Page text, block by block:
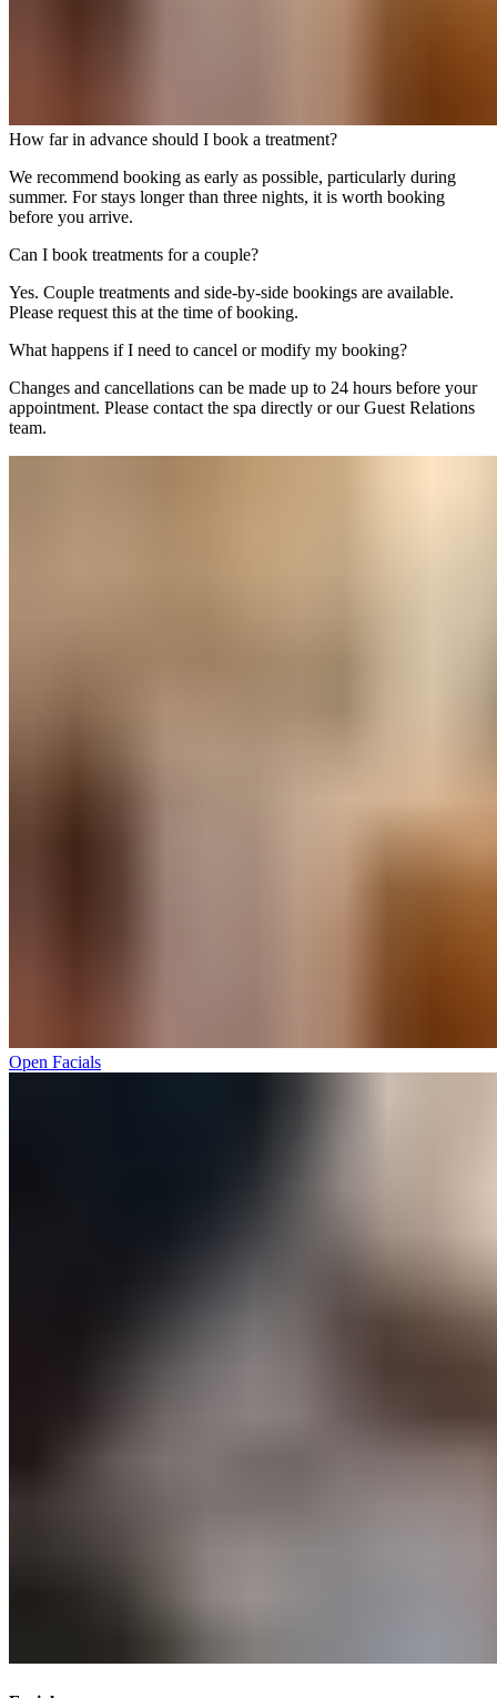
How far in advance should I book a treatment?​​​​‌ ‍ ​‍​‍‌‍ ‌ ​‍‌‍‍‌‌‍‌ ‌‍‍‌‌‍ ‍​‍​‍​ ‍‍​‍​‍‌ ​ ‌‍​‌‌‍ ‍‌‍‍‌‌ ‌​‌ ‍‌​‍ ‍‌‍‍‌‌‍ ​‍​‍​‍ ​​‍​‍‌‍‍​‌ ​‍‌‍‌‌‌‍‌‍​‍​‍​ ‍‍​‍​‍‌‍‍​‌ ‌​‌ ‌​‌ ​​‌ ​ ​ ‍‍​‍ ​‍ ‌‍ ​​‍ ‌‌‍​‌‌‍ ‍‌‍‌​​‍ ‌‌ ​‍​‍ ‌‌‍‍​‌‍ ‌ ‌​‌‍‌‌‌‍ ​‌ ​ ​‍ ‌‌ ​ ‌ ‌​‌ ‌‌‌‍‌​‌‍‍‌‌‍ ​‍ ‍‌ ‌‍‌‍‌‌‌ ​‍‌‍​ ‌‍‌‌‌‍ ​​‍ ‍‌‍​‌‌ ​​‌ ​​​‍ ‌‍‍‌‌‍ ‍‌ ‌​‌‍‌‌‌‍ ‍‌ ‌​​‍ ‌‍‌‌‌‍‌​‌‍‍‌‌ ‌​​‍ ‌‍ ‌‌‍ ‌‍‌​‌‍‌‌​ ‌‌ ​​‌ ​‍‌‍‌‌‌ ​ ‌‍‌‌‌‍ ‍‌ ‌​‌‍​‌‌ ‌​‌‍‍‌‌‍ ‌‍ ‍​ ‍ ‌‍‍‌‌‍‌​​ ‌​ ‍‌​ ‌‌​ ​‍​ ‌‌​ ‍​‌‍‌​‌‍​‍‌‍​‍​‍ ‌​ ​‌​ ​‌​ ‌‌​ ​ ​‍ ‌​ ‌​​ ‌ ‌‍‌‌‌‍​ ​‍ ‌‌‍​‍​ ‌​​ ​​​ ​‌​‍ ‌​ ‌‌‌‍‌​​ ​‌​ ​ ‌‍‌​​ ​ ​ ​‍‌‍​ ​ ​​‌‍‌​​ ‍‌‌‍​‍​ ‍ ‌ ‌​‌ ‍‌‌ ​​‌‍‌‌​ ‌‌‍‍​‌‍ ‌ ‌​‌‍‌‌‌‍ ​‌​‌‍‌‍​‌‌ ​‌​ ‍ ‌ ​​‌‍​‌‌ ‌​‌‍‍​​ ‌‌ ​‌‌ ‌‌‌‍‌‌‌ ​ ‌ ‌​‌‍‍‌‌‍ ‌‍ ‍​ ‌‍​‍‌‍​‌‌ ​ ‌‍‌‌‌‌‌‌‌ ​‍‌‍ ​​ ‌‌‍‍​‌ ‌​‌ ‌​‌ ​​‌ ​ ​‍‌‌​ ​ ‌​​‌​‍‌‌​ ​‍‌​‌‍​‍‌‌​ ​‍‌​‌‍‌‍ ​​‍ ‌‌‍​‌‌‍ ‍‌‍‌​​‍ ‌‌ ​‍​‍ ‌‌‍‍​‌‍ ‌ ‌​‌‍‌‌‌‍ ​‌ ​ ​‍ ‌‌ ​ ‌ ‌​‌ ‌‌‌‍‌​‌‍‍‌‌‍ ​‍ ‍‌ ‌‍‌‍‌‌‌ ​‍‌‍​ ‌‍‌‌‌‍ ​​‍ ‍‌‍​‌‌ ​​‌ ​​​‍‌‍‌‍‍‌‌‍‌​​ ‌​ ‍‌​ ‌‌​ ​‍​ ‌‌​ ‍​‌‍‌​‌‍​‍‌‍​‍​‍ ‌​ ​‌​ ​‌​ ‌‌​ ​ ​‍ ‌​ ‌​​ ‌ ‌‍‌‌‌‍​ ​‍ ‌‌‍​‍​ ‌​​ ​​​ ​‌​‍ ‌​ ‌‌‌‍‌​​ ​‌​ ​ ‌‍‌​​ ​ ​ ​‍‌‍​ ​ ​​‌‍‌​​ ‍‌‌‍​‍​‍‌‍‌ ‌​‌ ‍‌‌ ​​‌‍‌‌​ ‌‌‍‍​‌‍ ‌ ‌​‌‍‌‌‌‍ ​‌​‌‍‌‍​‌‌ ​‌​‍‌‍‌ ​​‌‍​‌‌ ‌​‌‍‍​​ ‌‌ ​‌‌ ‌‌‌‍‌‌‌ ​ ‌ ‌​‌‍‍‌‌‍ ‌‍ ‍​‍‌‍‌ ​​‌‍‌‌‌ ​‍‌ ​ ‌ ​​‌‍‌‌‌‍​ ‌ ‌​‌‍‍‌‌ ‌‍‌‍‌‌​ ‌‌ ​​‌ ‌‌‌‍​‍‌‍ ​‌‍‍‌‌ ​ ‌‍‍​‌‍‌‌‌‍‌​​‍​‍‌ ‌
We recommend booking as early as possible, particularly during
summer. For stays longer than three nights, it is worth booking
before you arrive.​​​​‌ ‍ ​‍​‍‌‍ ‌ ​‍‌‍‍‌‌‍‌ ‌‍‍‌‌‍ ‍​‍​‍​ ‍‍​‍​‍‌ ​ ‌‍​‌‌‍ ‍‌‍‍‌‌ ‌​‌ ‍‌​‍ ‍‌‍‍‌‌‍ ​‍​‍​‍ ​​‍​‍‌‍‍​‌ ​‍‌‍‌‌‌‍‌‍​‍​‍​ ‍‍​‍​‍‌‍‍​‌ ‌​‌ ‌​‌ ​​‌ ​ ​ ‍‍​‍ ​‍ ‌‍ ​​‍ ‌‌‍​‌‌‍ ‍‌‍‌​​‍ ‌‌ ​‍​‍ ‌‌‍‍​‌‍ ‌ ‌​‌‍‌‌‌‍ ​‌ ​ ​‍ ‌‌ ​ ‌ ‌​‌ ‌‌‌‍‌​‌‍‍‌‌‍ ​‍ ‍‌ ‌‍‌‍‌‌‌ ​‍‌‍​ ‌‍‌‌‌‍ ​​‍ ‍‌‍​‌‌ ​​‌ ​​​‍ ‌‍‍‌‌‍ ‍‌ ‌​‌‍‌‌‌‍ ‍‌ ‌​​‍ ‌‍‌‌‌‍‌​‌‍‍‌‌ ‌​​‍ ‌‍ ‌‌‍ ‌‍‌​‌‍‌‌​ ‌‌ ​​‌ ​‍‌‍‌‌‌ ​ ‌‍‌‌‌‍ ‍‌ ‌​‌‍​‌‌ ‌​‌‍‍‌‌‍ ‌‍ ‍​ ‍ ‌‍‍‌‌‍‌​​ ‌​ ‍‌​ ‌‌​ ​‍​ ‌‌​ ‍​‌‍‌​‌‍​‍‌‍​‍​‍ ‌​ ​‌​ ​‌​ ‌‌​ ​ ​‍ ‌​ ‌​​ ‌ ‌‍‌‌‌‍​ ​‍ ‌‌‍​‍​ ‌​​ ​​​ ​‌​‍ ‌​ ‌‌‌‍‌​​ ​‌​ ​ ‌‍‌​​ ​ ​ ​‍‌‍​ ​ ​​‌‍‌​​ ‍‌‌‍​‍​ ‍ ‌ ‌​‌ ‍‌‌ ​​‌‍‌‌​ ‌‌‍‍​‌‍ ‌ ‌​‌‍‌‌‌‍ ​‌​‌‍‌‍​‌‌ ​‌​ ‍ ‌ ​​‌‍​‌‌ ‌​‌‍‍​​ ‌‌‍​‌‌‍ ‍‌ ​ ‌ ‌ ‌‍‌‌‌ ​‍​‍‌‌​ ‌‌‌​​‍‌‌ ‌‍‍ ‌‍‌‌‌ ‍‌​‍‌‌​ ​ ‌​‌​​‍‌‌​ ​ ‌​‌​​‍‌‌​ ​‍​ ​‍​ ‍‌​ ​​​ ‌ ​ ​‍‌‍‌‌‌‍​‌​ ‌‌​ ‌‍​ ‌ ‌‍​‍‌‍‌‌‌‍​‍​‍‌‌​ ​‍​ ​‍​‍‌‌​ ‌‌‌​‌​​‍ ‍‌‍​ ‌‍‍​‌‍‍‌‌‍ ​‌‍‌​‌ ​‍‌‍‌‌‌‍ ‍​‍‌‌​ ‌‌‌​​‍‌‌ ‌‍‍ ‌‍‌‌‌ ‍‌​‍‌‌​ ​ ‌​‌​​‍‌‌​ ​ ‌​‌​​‍‌‌​ ​‍​ ​‍​ ​​‌‍‌​‌‍​ ‌‍‌‍‌‍‌‍‌‍​‍​ ‌‌​ ‌​​ ​‍​ ​‌​ ‍‌​ ‌‌​‍‌‌​ ​‍​ ​‍​‍‌‌​ ‌‌‌​‌​​‍ ‍‌ ‌​‌‍‌‌‌ ‍​‌ ‌​​ ‌‍​‍‌‍​‌‌ ​ ‌‍‌‌‌‌‌‌‌ ​‍‌‍ ​​ ‌‌‍‍​‌ ‌​‌ ‌​‌ ​​‌ ​ ​‍‌‌​ ​ ‌​​‌​‍‌‌​ ​‍‌​‌‍​‍‌‌​ ​‍‌​‌‍‌‍ ​​‍ ‌‌‍​‌‌‍ ‍‌‍‌​​‍ ‌‌ ​‍​‍ ‌‌‍‍​‌‍ ‌ ‌​‌‍‌‌‌‍ ​‌ ​ ​‍ ‌‌ ​ ‌ ‌​‌ ‌‌‌‍‌​‌‍‍‌‌‍ ​‍ ‍‌ ‌‍‌‍‌‌‌ ​‍‌‍​ ‌‍‌‌‌‍ ​​‍ ‍‌‍​‌‌ ​​‌ ​​​‍‌‍‌‍‍‌‌‍‌​​ ‌​ ‍‌​ ‌‌​ ​‍​ ‌‌​ ‍​‌‍‌​‌‍​‍‌‍​‍​‍ ‌​ ​‌​ ​‌​ ‌‌​ ​ ​‍ ‌​ ‌​​ ‌ ‌‍‌‌‌‍​ ​‍ ‌‌‍​‍​ ‌​​ ​​​ ​‌​‍ ‌​ ‌‌‌‍‌​​ ​‌​ ​ ‌‍‌​​ ​ ​ ​‍‌‍​ ​ ​​‌‍‌​​ ‍‌‌‍​‍​‍‌‍‌ ‌​‌ ‍‌‌ ​​‌‍‌‌​ ‌‌‍‍​‌‍ ‌ ‌​‌‍‌‌‌‍ ​‌​‌‍‌‍​‌‌ ​‌​‍‌‍‌ ​​‌‍​‌‌ ‌​‌‍‍​​ ‌‌‍​‌‌‍ ‍‌ ​ ‌ ‌ ‌‍‌‌‌ ​‍​‍‌‌​ ‌‌‌​​‍‌‌ ‌‍‍ ‌‍‌‌‌ ‍‌​‍‌‌​ ​ ‌​‌​​‍‌‌​ ​ ‌​‌​​‍‌‌​ ​‍​ ​‍​ ‍‌​ ​​​ ‌ ​ ​‍‌‍‌‌‌‍​‌​ ‌‌​ ‌‍​ ‌ ‌‍​‍‌‍‌‌‌‍​‍​‍‌‌​ ​‍​ ​‍​‍‌‌​ ‌‌‌​‌​​‍ ‍‌‍​ ‌‍‍​‌‍‍‌‌‍ ​‌‍‌​‌ ​‍‌‍‌‌‌‍ ‍​‍‌‌​ ‌‌‌​​‍‌‌ ‌‍‍ ‌‍‌‌‌ ‍‌​‍‌‌​ ​ ‌​‌​​‍‌‌​ ​ ‌​‌​​‍‌‌​ ​‍​ ​‍​ ​​‌‍‌​‌‍​ ‌‍‌‍‌‍‌‍‌‍​‍​ ‌‌​ ‌​​ ​‍​ ​‌​ ‍‌​ ‌‌​‍‌‌​ ​‍​ ​‍​‍‌‌​ ‌‌‌​‌​​‍ ‍‌ ‌​‌‍‌‌‌ ‍​‌ ‌​​‍‌‍‌ ​​‌‍‌‌‌ ​‍‌ ​ ‌ ​​‌‍‌‌‌‍​ ‌ ‌​‌‍‍‌‌ ‌‍‌‍‌‌​ ‌‌ ​​‌ ‌‌‌‍​‍‌‍ ​‌‍‍‌‌ ​ ‌‍‍​‌‍‌‌‌‍‌​​‍​‍‌ ‌
Can I book treatments for a couple?​​​​‌ ‍ ​‍​‍‌‍ ‌ ​‍‌‍‍‌‌‍‌ ‌‍‍‌‌‍ ‍​‍​‍​ ‍‍​‍​‍‌ ​ ‌‍​‌‌‍ ‍‌‍‍‌‌ ‌​‌ ‍‌​‍ ‍‌‍‍‌‌‍ ​‍​‍​‍ ​​‍​‍‌‍‍​‌ ​‍‌‍‌‌‌‍‌‍​‍​‍​ ‍‍​‍​‍‌‍‍​‌ ‌​‌ ‌​‌ ​​‌ ​ ​ ‍‍​‍ ​‍ ‌‍ ​​‍ ‌‌‍​‌‌‍ ‍‌‍‌​​‍ ‌‌ ​‍​‍ ‌‌‍‍​‌‍ ‌ ‌​‌‍‌‌‌‍ ​‌ ​ ​‍ ‌‌ ​ ‌ ‌​‌ ‌‌‌‍‌​‌‍‍‌‌‍ ​‍ ‍‌ ‌‍‌‍‌‌‌ ​‍‌‍​ ‌‍‌‌‌‍ ​​‍ ‍‌‍​‌‌ ​​‌ ​​​‍ ‌‍‍‌‌‍ ‍‌ ‌​‌‍‌‌‌‍ ‍‌ ‌​​‍ ‌‍‌‌‌‍‌​‌‍‍‌‌ ‌​​‍ ‌‍ ‌‌‍ ‌‍‌​‌‍‌‌​ ‌‌ ​​‌ ​‍‌‍‌‌‌ ​ ‌‍‌‌‌‍ ‍‌ ‌​‌‍​‌‌ ‌​‌‍‍‌‌‍ ‌‍ ‍​ ‍ ‌‍‍‌‌‍‌​​ ‌​ ‍‌​ ​ ​ ‍​​ ​ ‌‍​‍‌‍​‌‌‍​‍‌‍​‌​‍ ‌​ ​‌​ ‌‌​ ‌ ​ ‌‌​‍ ‌​ ‌​‌‍‌​‌‍​‌‌‍‌‌​‍ ‌​ ‍​​ ‌‍‌‍‌‌​ ‌‍​‍ ‌​ ​‍​ ‍‌‌‍‌‍​ ‌‌​ ‌‍‌‍​‍‌‍‌​​ ​ ‌‍‌‍‌‍‌‌​ ​‍‌‍‌‍​ ‍ ‌ ‌​‌ ‍‌‌ ​​‌‍‌‌​ ‌‌‍‍​‌‍ ‌ ‌​‌‍‌‌‌‍ ​‌​‌‍‌‍​‌‌ ​‌​ ‍ ‌ ​​‌‍​‌‌ ‌​‌‍‍​​ ‌‌ ​‌‌ ‌‌‌‍‌‌‌ ​ ‌ ‌​‌‍‍‌‌‍ ‌‍ ‍​ ‌‍​‍‌‍​‌‌ ​ ‌‍‌‌‌‌‌‌‌ ​‍‌‍ ​​ ‌‌‍‍​‌ ‌​‌ ‌​‌ ​​‌ ​ ​‍‌‌​ ​ ‌​​‌​‍‌‌​ ​‍‌​‌‍​‍‌‌​ ​‍‌​‌‍‌‍ ​​‍ ‌‌‍​‌‌‍ ‍‌‍‌​​‍ ‌‌ ​‍​‍ ‌‌‍‍​‌‍ ‌ ‌​‌‍‌‌‌‍ ​‌ ​ ​‍ ‌‌ ​ ‌ ‌​‌ ‌‌‌‍‌​‌‍‍‌‌‍ ​‍ ‍‌ ‌‍‌‍‌‌‌ ​‍‌‍​ ‌‍‌‌‌‍ ​​‍ ‍‌‍​‌‌ ​​‌ ​​​‍‌‍‌‍‍‌‌‍‌​​ ‌​ ‍‌​ ​ ​ ‍​​ ​ ‌‍​‍‌‍​‌‌‍​‍‌‍​‌​‍ ‌​ ​‌​ ‌‌​ ‌ ​ ‌‌​‍ ‌​ ‌​‌‍‌​‌‍​‌‌‍‌‌​‍ ‌​ ‍​​ ‌‍‌‍‌‌​ ‌‍​‍ ‌​ ​‍​ ‍‌‌‍‌‍​ ‌‌​ ‌‍‌‍​‍‌‍‌​​ ​ ‌‍‌‍‌‍‌‌​ ​‍‌‍‌‍​‍‌‍‌ ‌​‌ ‍‌‌ ​​‌‍‌‌​ ‌‌‍‍​‌‍ ‌ ‌​‌‍‌‌‌‍ ​‌​‌‍‌‍​‌‌ ​‌​‍‌‍‌ ​​‌‍​‌‌ ‌​‌‍‍​​ ‌‌ ​‌‌ ‌‌‌‍‌‌‌ ​ ‌ ‌​‌‍‍‌‌‍ ‌‍ ‍​‍‌‍‌ ​​‌‍‌‌‌ ​‍‌ ​ ‌ ​​‌‍‌‌‌‍​ ‌ ‌​‌‍‍‌‌ ‌‍‌‍‌‌​ ‌‌ ​​‌ ‌‌‌‍​‍‌‍ ​‌‍‍‌‌ ​ ‌‍‍​‌‍‌‌‌‍‌​​‍​‍‌ ‌
Yes. Couple treatments and side-by-side bookings are available.
Please request this at the time of booking.​​​​‌ ‍ ​‍​‍‌‍ ‌ ​‍‌‍‍‌‌‍‌ ‌‍‍‌‌‍ ‍​‍​‍​ ‍‍​‍​‍‌ ​ ‌‍​‌‌‍ ‍‌‍‍‌‌ ‌​‌ ‍‌​‍ ‍‌‍‍‌‌‍ ​‍​‍​‍ ​​‍​‍‌‍‍​‌ ​‍‌‍‌‌‌‍‌‍​‍​‍​ ‍‍​‍​‍‌‍‍​‌ ‌​‌ ‌​‌ ​​‌ ​ ​ ‍‍​‍ ​‍ ‌‍ ​​‍ ‌‌‍​‌‌‍ ‍‌‍‌​​‍ ‌‌ ​‍​‍ ‌‌‍‍​‌‍ ‌ ‌​‌‍‌‌‌‍ ​‌ ​ ​‍ ‌‌ ​ ‌ ‌​‌ ‌‌‌‍‌​‌‍‍‌‌‍ ​‍ ‍‌ ‌‍‌‍‌‌‌ ​‍‌‍​ ‌‍‌‌‌‍ ​​‍ ‍‌‍​‌‌ ​​‌ ​​​‍ ‌‍‍‌‌‍ ‍‌ ‌​‌‍‌‌‌‍ ‍‌ ‌​​‍ ‌‍‌‌‌‍‌​‌‍‍‌‌ ‌​​‍ ‌‍ ‌‌‍ ‌‍‌​‌‍‌‌​ ‌‌ ​​‌ ​‍‌‍‌‌‌ ​ ‌‍‌‌‌‍ ‍‌ ‌​‌‍​‌‌ ‌​‌‍‍‌‌‍ ‌‍ ‍​ ‍ ‌‍‍‌‌‍‌​​ ‌​ ‍‌​ ​ ​ ‍​​ ​ ‌‍​‍‌‍​‌‌‍​‍‌‍​‌​‍ ‌​ ​‌​ ‌‌​ ‌ ​ ‌‌​‍ ‌​ ‌​‌‍‌​‌‍​‌‌‍‌‌​‍ ‌​ ‍​​ ‌‍‌‍‌‌​ ‌‍​‍ ‌​ ​‍​ ‍‌‌‍‌‍​ ‌‌​ ‌‍‌‍​‍‌‍‌​​ ​ ‌‍‌‍‌‍‌‌​ ​‍‌‍‌‍​ ‍ ‌ ‌​‌ ‍‌‌ ​​‌‍‌‌​ ‌‌‍‍​‌‍ ‌ ‌​‌‍‌‌‌‍ ​‌​‌‍‌‍​‌‌ ​‌​ ‍ ‌ ​​‌‍​‌‌ ‌​‌‍‍​​ ‌‌‍​‌‌‍ ‍‌ ​ ‌ ‌ ‌‍‌‌‌ ​‍​‍‌‌​ ‌‌‌​​‍‌‌ ‌‍‍ ‌‍‌‌‌ ‍‌​‍‌‌​ ​ ‌​‌​​‍‌‌​ ​ ‌​‌​​‍‌‌​ ​‍​ ​‍​ ‌‌​ ‍​​ ‍‌‌‍​‌​ ‌‌‌‍‌‍‌‍​‍‌‍​‍​ ‌‌​ ‌‍​ ‌‍​ ‌ ​‍‌‌​ ​‍​ ​‍​‍‌‌​ ‌‌‌​‌​​‍ ‍‌‍​ ‌‍‍​‌‍‍‌‌‍ ​‌‍‌​‌ ​‍‌‍‌‌‌‍ ‍​‍‌‌​ ‌‌‌​​‍‌‌ ‌‍‍ ‌‍‌‌‌ ‍‌​‍‌‌​ ​ ‌​‌​​‍‌‌​ ​ ‌​‌​​‍‌‌​ ​‍​ ​‍‌‍​‌​ ‍‌​ ‍​​ ‍‌‌‍​‍‌‍​‍‌‍​‍​ ‌ ​ ‍​‌‍‌​‌‍‌‌​ ‌​​‍‌‌​ ​‍​ ​‍​‍‌‌​ ‌‌‌​‌​​‍ ‍‌ ‌​‌‍‌‌‌ ‍​‌ ‌​​ ‌‍​‍‌‍​‌‌ ​ ‌‍‌‌‌‌‌‌‌ ​‍‌‍ ​​ ‌‌‍‍​‌ ‌​‌ ‌​‌ ​​‌ ​ ​‍‌‌​ ​ ‌​​‌​‍‌‌​ ​‍‌​‌‍​‍‌‌​ ​‍‌​‌‍‌‍ ​​‍ ‌‌‍​‌‌‍ ‍‌‍‌​​‍ ‌‌ ​‍​‍ ‌‌‍‍​‌‍ ‌ ‌​‌‍‌‌‌‍ ​‌ ​ ​‍ ‌‌ ​ ‌ ‌​‌ ‌‌‌‍‌​‌‍‍‌‌‍ ​‍ ‍‌ ‌‍‌‍‌‌‌ ​‍‌‍​ ‌‍‌‌‌‍ ​​‍ ‍‌‍​‌‌ ​​‌ ​​​‍‌‍‌‍‍‌‌‍‌​​ ‌​ ‍‌​ ​ ​ ‍​​ ​ ‌‍​‍‌‍​‌‌‍​‍‌‍​‌​‍ ‌​ ​‌​ ‌‌​ ‌ ​ ‌‌​‍ ‌​ ‌​‌‍‌​‌‍​‌‌‍‌‌​‍ ‌​ ‍​​ ‌‍‌‍‌‌​ ‌‍​‍ ‌​ ​‍​ ‍‌‌‍‌‍​ ‌‌​ ‌‍‌‍​‍‌‍‌​​ ​ ‌‍‌‍‌‍‌‌​ ​‍‌‍‌‍​‍‌‍‌ ‌​‌ ‍‌‌ ​​‌‍‌‌​ ‌‌‍‍​‌‍ ‌ ‌​‌‍‌‌‌‍ ​‌​‌‍‌‍​‌‌ ​‌​‍‌‍‌ ​​‌‍​‌‌ ‌​‌‍‍​​ ‌‌‍​‌‌‍ ‍‌ ​ ‌ ‌ ‌‍‌‌‌ ​‍​‍‌‌​ ‌‌‌​​‍‌‌ ‌‍‍ ‌‍‌‌‌ ‍‌​‍‌‌​ ​ ‌​‌​​‍‌‌​ ​ ‌​‌​​‍‌‌​ ​‍​ ​‍​ ‌‌​ ‍​​ ‍‌‌‍​‌​ ‌‌‌‍‌‍‌‍​‍‌‍​‍​ ‌‌​ ‌‍​ ‌‍​ ‌ ​‍‌‌​ ​‍​ ​‍​‍‌‌​ ‌‌‌​‌​​‍ ‍‌‍​ ‌‍‍​‌‍‍‌‌‍ ​‌‍‌​‌ ​‍‌‍‌‌‌‍ ‍​‍‌‌​ ‌‌‌​​‍‌‌ ‌‍‍ ‌‍‌‌‌ ‍‌​‍‌‌​ ​ ‌​‌​​‍‌‌​ ​ ‌​‌​​‍‌‌​ ​‍​ ​‍‌‍​‌​ ‍‌​ ‍​​ ‍‌‌‍​‍‌‍​‍‌‍​‍​ ‌ ​ ‍​‌‍‌​‌‍‌‌​ ‌​​‍‌‌​ ​‍​ ​‍​‍‌‌​ ‌‌‌​‌​​‍ ‍‌ ‌​‌‍‌‌‌ ‍​‌ ‌​​‍‌‍‌ ​​‌‍‌‌‌ ​‍‌ ​ ‌ ​​‌‍‌‌‌‍​ ‌ ‌​‌‍‍‌‌ ‌‍‌‍‌‌​ ‌‌ ​​‌ ‌‌‌‍​‍‌‍ ​‌‍‍‌‌ ​ ‌‍‍​‌‍‌‌‌‍‌​​‍​‍‌ ‌
What happens if I need to cancel or modify my booking?​​​​‌ ‍ ​‍​‍‌‍ ‌ ​‍‌‍‍‌‌‍‌ ‌‍‍‌‌‍ ‍​‍​‍​ ‍‍​‍​‍‌ ​ ‌‍​‌‌‍ ‍‌‍‍‌‌ ‌​‌ ‍‌​‍ ‍‌‍‍‌‌‍ ​‍​‍​‍ ​​‍​‍‌‍‍​‌ ​‍‌‍‌‌‌‍‌‍​‍​‍​ ‍‍​‍​‍‌‍‍​‌ ‌​‌ ‌​‌ ​​‌ ​ ​ ‍‍​‍ ​‍ ‌‍ ​​‍ ‌‌‍​‌‌‍ ‍‌‍‌​​‍ ‌‌ ​‍​‍ ‌‌‍‍​‌‍ ‌ ‌​‌‍‌‌‌‍ ​‌ ​ ​‍ ‌‌ ​ ‌ ‌​‌ ‌‌‌‍‌​‌‍‍‌‌‍ ​‍ ‍‌ ‌‍‌‍‌‌‌ ​‍‌‍​ ‌‍‌‌‌‍ ​​‍ ‍‌‍​‌‌ ​​‌ ​​​‍ ‌‍‍‌‌‍ ‍‌ ‌​‌‍‌‌‌‍ ‍‌ ‌​​‍ ‌‍‌‌‌‍‌​‌‍‍‌‌ ‌​​‍ ‌‍ ‌‌‍ ‌‍‌​‌‍‌‌​ ‌‌ ​​‌ ​‍‌‍‌‌‌ ​ ‌‍‌‌‌‍ ‍‌ ‌​‌‍​‌‌ ‌​‌‍‍‌‌‍ ‌‍ ‍​ ‍ ‌‍‍‌‌‍‌​​ ‌‌‍‌‌​ ‌‍​ ​‍​ ​ ​ ‌‍‌‍​‍​ ‍‌​ ‌‌​‍ ‌‌‍​‌​ ‌​​ ​‌​ ‍​​‍ ‌​ ‌​​ ‌​‌‍​‍‌‍‌​​‍ ‌‌‍​‌​ ​‍​ ​​​ ‍‌​‍ ‌‌‍‌‍​ ‌ ​ ‌‍​ ​‌​ ​​‌‍​‍‌‍​ ‌‍‌‌‌‍​‌‌‍​‌​ ‌‍​ ‌​​ ‍ ‌ ‌​‌ ‍‌‌ ​​‌‍‌‌​ ‌‌‍‍​‌‍ ‌ ‌​‌‍‌‌‌‍ ​‌​‌‍‌‍​‌‌ ​‌​ ‍ ‌ ​​‌‍​‌‌ ‌​‌‍‍​​ ‌‌ ​‌‌ ‌‌‌‍‌‌‌ ​ ‌ ‌​‌‍‍‌‌‍ ‌‍ ‍​ ‌‍​‍‌‍​‌‌ ​ ‌‍‌‌‌‌‌‌‌ ​‍‌‍ ​​ ‌‌‍‍​‌ ‌​‌ ‌​‌ ​​‌ ​ ​‍‌‌​ ​ ‌​​‌​‍‌‌​ ​‍‌​‌‍​‍‌‌​ ​‍‌​‌‍‌‍ ​​‍ ‌‌‍​‌‌‍ ‍‌‍‌​​‍ ‌‌ ​‍​‍ ‌‌‍‍​‌‍ ‌ ‌​‌‍‌‌‌‍ ​‌ ​ ​‍ ‌‌ ​ ‌ ‌​‌ ‌‌‌‍‌​‌‍‍‌‌‍ ​‍ ‍‌ ‌‍‌‍‌‌‌ ​‍‌‍​ ‌‍‌‌‌‍ ​​‍ ‍‌‍​‌‌ ​​‌ ​​​‍‌‍‌‍‍‌‌‍‌​​ ‌‌‍‌‌​ ‌‍​ ​‍​ ​ ​ ‌‍‌‍​‍​ ‍‌​ ‌‌​‍ ‌‌‍​‌​ ‌​​ ​‌​ ‍​​‍ ‌​ ‌​​ ‌​‌‍​‍‌‍‌​​‍ ‌‌‍​‌​ ​‍​ ​​​ ‍‌​‍ ‌‌‍‌‍​ ‌ ​ ‌‍​ ​‌​ ​​‌‍​‍‌‍​ ‌‍‌‌‌‍​‌‌‍​‌​ ‌‍​ ‌​​‍‌‍‌ ‌​‌ ‍‌‌ ​​‌‍‌‌​ ‌‌‍‍​‌‍ ‌ ‌​‌‍‌‌‌‍ ​‌​‌‍‌‍​‌‌ ​‌​‍‌‍‌ ​​‌‍​‌‌ ‌​‌‍‍​​ ‌‌ ​‌‌ ‌‌‌‍‌‌‌ ​ ‌ ‌​‌‍‍‌‌‍ ‌‍ ‍​‍‌‍‌ ​​‌‍‌‌‌ ​‍‌ ​ ‌ ​​‌‍‌‌‌‍​ ‌ ‌​‌‍‍‌‌ ‌‍‌‍‌‌​ ‌‌ ​​‌ ‌‌‌‍​‍‌‍ ​‌‍‍‌‌ ​ ‌‍‍​‌‍‌‌‌‍‌​​‍​‍‌ ‌
Changes and cancellations can be made up to 24 hours before your
appointment. Please contact the spa directly or our Guest Relations
team.​​​​‌ ‍ ​‍​‍‌‍ ‌ ​‍‌‍‍‌‌‍‌ ‌‍‍‌‌‍ ‍​‍​‍​ ‍‍​‍​‍‌ ​ ‌‍​‌‌‍ ‍‌‍‍‌‌ ‌​‌ ‍‌​‍ ‍‌‍‍‌‌‍ ​‍​‍​‍ ​​‍​‍‌‍‍​‌ ​‍‌‍‌‌‌‍‌‍​‍​‍​ ‍‍​‍​‍‌‍‍​‌ ‌​‌ ‌​‌ ​​‌ ​ ​ ‍‍​‍ ​‍ ‌‍ ​​‍ ‌‌‍​‌‌‍ ‍‌‍‌​​‍ ‌‌ ​‍​‍ ‌‌‍‍​‌‍ ‌ ‌​‌‍‌‌‌‍ ​‌ ​ ​‍ ‌‌ ​ ‌ ‌​‌ ‌‌‌‍‌​‌‍‍‌‌‍ ​‍ ‍‌ ‌‍‌‍‌‌‌ ​‍‌‍​ ‌‍‌‌‌‍ ​​‍ ‍‌‍​‌‌ ​​‌ ​​​‍ ‌‍‍‌‌‍ ‍‌ ‌​‌‍‌‌‌‍ ‍‌ ‌​​‍ ‌‍‌‌‌‍‌​‌‍‍‌‌ ‌​​‍ ‌‍ ‌‌‍ ‌‍‌​‌‍‌‌​ ‌‌ ​​‌ ​‍‌‍‌‌‌ ​ ‌‍‌‌‌‍ ‍‌ ‌​‌‍​‌‌ ‌​‌‍‍‌‌‍ ‌‍ ‍​ ‍ ‌‍‍‌‌‍‌​​ ‌‌‍‌‌​ ‌‍​ ​‍​ ​ ​ ‌‍‌‍​‍​ ‍‌​ ‌‌​‍ ‌‌‍​‌​ ‌​​ ​‌​ ‍​​‍ ‌​ ‌​​ ‌​‌‍​‍‌‍‌​​‍ ‌‌‍​‌​ ​‍​ ​​​ ‍‌​‍ ‌‌‍‌‍​ ‌ ​ ‌‍​ ​‌​ ​​‌‍​‍‌‍​ ‌‍‌‌‌‍​‌‌‍​‌​ ‌‍​ ‌​​ ‍ ‌ ‌​‌ ‍‌‌ ​​‌‍‌‌​ ‌‌‍‍​‌‍ ‌ ‌​‌‍‌‌‌‍ ​‌​‌‍‌‍​‌‌ ​‌​ ‍ ‌ ​​‌‍​‌‌ ‌​‌‍‍​​ ‌‌‍​‌‌‍ ‍‌ ​ ‌ ‌ ‌‍‌‌‌ ​‍​‍‌‌​ ‌‌‌​​‍‌‌ ‌‍‍ ‌‍‌‌‌ ‍‌​‍‌‌​ ​ ‌​‌​​‍‌‌​ ​ ‌​‌​​‍‌‌​ ​‍​ ​‍​ ​​​ ‌ ‌‍​ ​ ‌‌​ ​‍‌‍​ ‌‍​‌‌‍‌‍‌‍​‍‌‍​ ​ ‌​​ ‌‍​‍‌‌​ ​‍​ ​‍​‍‌‌​ ‌‌‌​‌​​‍ ‍‌‍​ ‌‍‍​‌‍‍‌‌‍ ​‌‍‌​‌ ​‍‌‍‌‌‌‍ ‍​‍‌‌​ ‌‌‌​​‍‌‌ ‌‍‍ ‌‍‌‌‌ ‍‌​‍‌‌​ ​ ‌​‌​​‍‌‌​ ​ ‌​‌​​‍‌‌​ ​‍​ ​‍​ ​​​ ​​​ ‌‍​ ‍‌​ ‍​​ ​‍​ ‌​‌‍‌​​ ​‌‌‍​‍‌‍​‌‌‍‌​​‍‌‌​ ​‍​ ​‍​‍‌‌​ ‌‌‌​‌​​‍ ‍‌ ‌​‌‍‌‌‌ ‍​‌ ‌​​ ‌‍​‍‌‍​‌‌ ​ ‌‍‌‌‌‌‌‌‌ ​‍‌‍ ​​ ‌‌‍‍​‌ ‌​‌ ‌​‌ ​​‌ ​ ​‍‌‌​ ​ ‌​​‌​‍‌‌​ ​‍‌​‌‍​‍‌‌​ ​‍‌​‌‍‌‍ ​​‍ ‌‌‍​‌‌‍ ‍‌‍‌​​‍ ‌‌ ​‍​‍ ‌‌‍‍​‌‍ ‌ ‌​‌‍‌‌‌‍ ​‌ ​ ​‍ ‌‌ ​ ‌ ‌​‌ ‌‌‌‍‌​‌‍‍‌‌‍ ​‍ ‍‌ ‌‍‌‍‌‌‌ ​‍‌‍​ ‌‍‌‌‌‍ ​​‍ ‍‌‍​‌‌ ​​‌ ​​​‍‌‍‌‍‍‌‌‍‌​​ ‌‌‍‌‌​ ‌‍​ ​‍​ ​ ​ ‌‍‌‍​‍​ ‍‌​ ‌‌​‍ ‌‌‍​‌​ ‌​​ ​‌​ ‍​​‍ ‌​ ‌​​ ‌​‌‍​‍‌‍‌​​‍ ‌‌‍​‌​ ​‍​ ​​​ ‍‌​‍ ‌‌‍‌‍​ ‌ ​ ‌‍​ ​‌​ ​​‌‍​‍‌‍​ ‌‍‌‌‌‍​‌‌‍​‌​ ‌‍​ ‌​​‍‌‍‌ ‌​‌ ‍‌‌ ​​‌‍‌‌​ ‌‌‍‍​‌‍ ‌ ‌​‌‍‌‌‌‍ ​‌​‌‍‌‍​‌‌ ​‌​‍‌‍‌ ​​‌‍​‌‌ ‌​‌‍‍​​ ‌‌‍​‌‌‍ ‍‌ ​ ‌ ‌ ‌‍‌‌‌ ​‍​‍‌‌​ ‌‌‌​​‍‌‌ ‌‍‍ ‌‍‌‌‌ ‍‌​‍‌‌​ ​ ‌​‌​​‍‌‌​ ​ ‌​‌​​‍‌‌​ ​‍​ ​‍​ ​​​ ‌ ‌‍​ ​ ‌‌​ ​‍‌‍​ ‌‍​‌‌‍‌‍‌‍​‍‌‍​ ​ ‌​​ ‌‍​‍‌‌​ ​‍​ ​‍​‍‌‌​ ‌‌‌​‌​​‍ ‍‌‍​ ‌‍‍​‌‍‍‌‌‍ ​‌‍‌​‌ ​‍‌‍‌‌‌‍ ‍​‍‌‌​ ‌‌‌​​‍‌‌ ‌‍‍ ‌‍‌‌‌ ‍‌​‍‌‌​ ​ ‌​‌​​‍‌‌​ ​ ‌​‌​​‍‌‌​ ​‍​ ​‍​ ​​​ ​​​ ‌‍​ ‍‌​ ‍​​ ​‍​ ‌​‌‍‌​​ ​‌‌‍​‍‌‍​‌‌‍‌​​‍‌‌​ ​‍​ ​‍​‍‌‌​ ‌‌‌​‌​​‍ ‍‌ ‌​‌‍‌‌‌ ‍​‌ ‌​​‍‌‍‌ ​​‌‍‌‌‌ ​‍‌ ​ ‌ ​​‌‍‌‌‌‍​ ‌ ‌​‌‍‍‌‌ ‌‍‌‍‌‌​ ‌‌ ​​‌ ‌‌‌‍​‍‌‍ ​‌‍‍‌‌ ​ ‌‍‍​‌‍‌‌‌‍‌​​‍​‍‌ ‌
Open Facials​​​​‌ ‍ ​‍​‍‌‍ ‌ ​‍‌‍‍‌‌‍‌ ‌‍‍‌‌‍ ‍​‍​‍​ ‍‍​‍​‍‌ ​ ‌‍​‌‌‍ ‍‌‍‍‌‌ ‌​‌ ‍‌​‍ ‍‌‍‍‌‌‍ ​‍​‍​‍ ​​‍​‍‌‍‍​‌ ​‍‌‍‌‌‌‍‌‍​‍​‍​ ‍‍​‍​‍‌‍‍​‌ ‌​‌ ‌​‌ ​​‌ ​ ​ ‍‍​‍ ​‍ ‌‍ ​​‍ ‌‌‍​‌‌‍ ‍‌‍‌​​‍ ‌‌ ​‍​‍ ‌‌‍‍​‌‍ ‌ ‌​‌‍‌‌‌‍ ​‌ ​ ​‍ ‌‌ ​ ‌ ‌​‌ ‌‌‌‍‌​‌‍‍‌‌‍ ​‍ ‍‌ ‌‍‌‍‌‌‌ ​‍‌‍​ ‌‍‌‌‌‍ ​​‍ ‍‌‍​‌‌ ​​‌ ​​​‍ ‌‍‍‌‌‍ ‍‌ ‌​‌‍‌‌‌‍ ‍‌ ‌​​‍ ‌‍‌‌‌‍‌​‌‍‍‌‌ ‌​​‍ ‌‍ ‌‌‍ ‌‍‌​‌‍‌‌​ ‌‌ ​​‌ ​‍‌‍‌‌‌ ​ ‌‍‌‌‌‍ ‍‌ ‌​‌‍​‌‌ ‌​‌‍‍‌‌‍ ‌‍ ‍​ ‍ ‌‍‍‌‌‍‌​​ ‌​ ​​​ ‌​​ ‌ ‌‍​‍​ ‌‍​ ​‍‌‍​‍​ ​‍​‍ ‌​ ​ ​ ​‍​ ‌‍​ ‌​​‍ ‌​ ‌​​ ​​​ ‍​‌‍‌​​‍ ‌‌‍​‍​ ‌ ‌‍​‍‌‍​ ​‍ ‌‌‍​ ​ ‌​‌‍​‌‌‍​‍‌‍‌‌​ ‌‌​ ‍‌​ ‌ ​ ‍‌​ ‍​‌‍‌‍​ ‍​​ ‍ ‌ ‌​‌ ‍‌‌ ​​‌‍‌‌​ ‌‌‍‍​‌‍ ‌ ‌​‌‍‌‌‌‍ ​‌‌​ ‌‍‍‌‌ ‌​‌‍‌‌‌‌​​‌‍​‌‌‍‌ ‌‍‌‌​ ‍ ‌ ​​‌‍​‌‌ ‌​‌‍‍​​ ‌‌ ​​‌‍​‌‌‍‌ ‌‍‌‌‌​​‍‌ ‌‌‌‍‍‌‌‍ ​‌‍‌​‌‍‌‌‌ ​‍​‍‌‌​ ‌‌‌​​‍‌‌ ‌‍‍ ‌‍‌‌‌ ‍‌​‍‌‌​ ​ ‌​‌​​‍‌‌​ ​ ‌​‌​​‍‌‌​ ​‍​ ​‍​ ‌‍​ ‌​‌‍‌​​ ​‍‌‍‌‍​ ‍​​ ​ ​ ‌‌‌‍‌‍‌‍‌‍‌‍‌‌​ ‌​​‍‌‌​ ​‍​ ​‍​‍‌‌​ ‌‌‌​‌​​‍ ‍‌‍​ ‌‍ ‌‍ ‍‌ ‌​‌‍‌‌‌‍ ‍‌ ‌​​‍‌‌​ ‌‌‌​​‍‌‌ ‌‍‍ ‌‍‌‌‌ ‍‌​‍‌‌​ ​ ‌​‌​​‍‌‌​ ​ ‌​‌​​‍‌‌​ ​‍​ ​‍‌‍‌‌​ ‍‌‌‍‌‍​ ‍‌​ ‍​‌‍‌‍​ ​‌​ ​ ​ ‌ ​ ‌ ‌‍‌‍‌‍​ ​‍‌‌​ ​‍​ ​‍​‍‌‌​ ‌‌‌​‌​​‍ ‍‌ ‌​‌‍‍‌‌ ‌​‌‍ ​‌‍‌‌​ ‌‍​‍‌‍​‌‌ ​ ‌‍‌‌‌‌‌‌‌ ​‍‌‍ ​​ ‌‌‍‍​‌ ‌​‌ ‌​‌ ​​‌ ​ ​‍‌‌​ ​ ‌​​‌​‍‌‌​ ​‍‌​‌‍​‍‌‌​ ​‍‌​‌‍‌‍ ​​‍ ‌‌‍​‌‌‍ ‍‌‍‌​​‍ ‌‌ ​‍​‍ ‌‌‍‍​‌‍ ‌ ‌​‌‍‌‌‌‍ ​‌ ​ ​‍ ‌‌ ​ ‌ ‌​‌ ‌‌‌‍‌​‌‍‍‌‌‍ ​‍ ‍‌ ‌‍‌‍‌‌‌ ​‍‌‍​ ‌‍‌‌‌‍ ​​‍ ‍‌‍​‌‌ ​​‌ ​​​‍‌‍‌‍‍‌‌‍‌​​ ‌​ ​​​ ‌​​ ‌ ‌‍​‍​ ‌‍​ ​‍‌‍​‍​ ​‍​‍ ‌​ ​ ​ ​‍​ ‌‍​ ‌​​‍ ‌​ ‌​​ ​​​ ‍​‌‍‌​​‍ ‌‌‍​‍​ ‌ ‌‍​‍‌‍​ ​‍ ‌‌‍​ ​ ‌​‌‍​‌‌‍​‍‌‍‌‌​ ‌‌​ ‍‌​ ‌ ​ ‍‌​ ‍​‌‍‌‍​ ‍​​‍‌‍‌ ‌​‌ ‍‌‌ ​​‌‍‌‌​ ‌‌‍‍​‌‍ ‌ ‌​‌‍‌‌‌‍ ​‌‌​ ‌‍‍‌‌ ‌​‌‍‌‌‌‌​​‌‍​‌‌‍‌ ‌‍‌‌​‍‌‍‌ ​​‌‍​‌‌ ‌​‌‍‍​​ ‌‌ ​​‌‍​‌‌‍‌ ‌‍‌‌‌​​‍‌ ‌‌‌‍‍‌‌‍ ​‌‍‌​‌‍‌‌‌ ​‍​‍‌‌​ ‌‌‌​​‍‌‌ ‌‍‍ ‌‍‌‌‌ ‍‌​‍‌‌​ ​ ‌​‌​​‍‌‌​ ​ ‌​‌​​‍‌‌​ ​‍​ ​‍​ ‌‍​ ‌​‌‍‌​​ ​‍‌‍‌‍​ ‍​​ ​ ​ ‌‌‌‍‌‍‌‍‌‍‌‍‌‌​ ‌​​‍‌‌​ ​‍​ ​‍​‍‌‌​ ‌‌‌​‌​​‍ ‍‌‍​ ‌‍ ‌‍ ‍‌ ‌​‌‍‌‌‌‍ ‍‌ ‌​​‍‌‌​ ‌‌‌​​‍‌‌ ‌‍‍ ‌‍‌‌‌ ‍‌​‍‌‌​ ​ ‌​‌​​‍‌‌​ ​ ‌​‌​​‍‌‌​ ​‍​ ​‍‌‍‌‌​ ‍‌‌‍‌‍​ ‍‌​ ‍​‌‍‌‍​ ​‌​ ​ ​ ‌ ​ ‌ ‌‍‌‍‌‍​ ​‍‌‌​ ​‍​ ​‍​‍‌‌​ ‌‌‌​‌​​‍ ‍‌ ‌​‌‍‍‌‌ ‌​‌‍ ​‌‍‌‌​‍‌‍‌ ​​‌‍‌‌‌ ​‍‌ ​ ‌ ​​‌‍‌‌‌‍​ ‌ ‌​‌‍‍‌‌ ‌‍‌‍‌‌​ ‌‌ ​​‌ ‌‌‌‍​‍‌‍ ​‌‍‍‌‌ ​ ‌‍‍​‌‍‌‌‌‍‌​​‍​‍‌ ‌